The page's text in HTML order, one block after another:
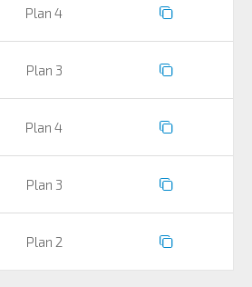
Plan 4
Plan 3
Plan 4
Plan 3
Plan 2